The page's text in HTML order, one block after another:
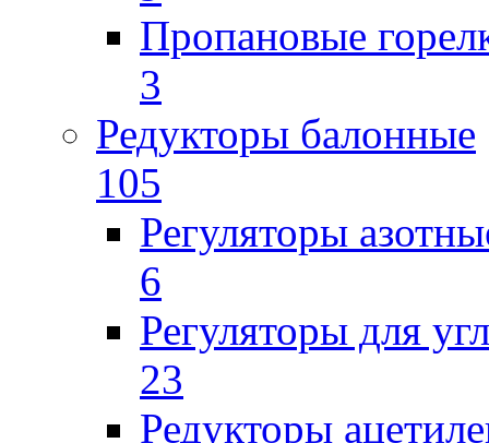
Пропановые
3
Редукторы балонные
105
Регуляторы
6
Регуляторы для
23
Редукторы